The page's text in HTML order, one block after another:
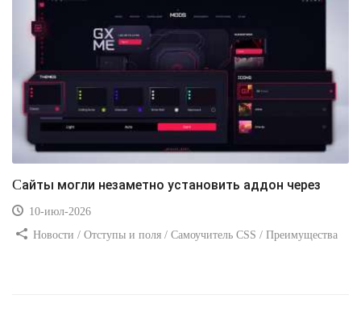
Сайты могли незаметно установить аддон через
10-июл-2026
Новости / Отступы и поля / Самоучитель CSS / Преимущества